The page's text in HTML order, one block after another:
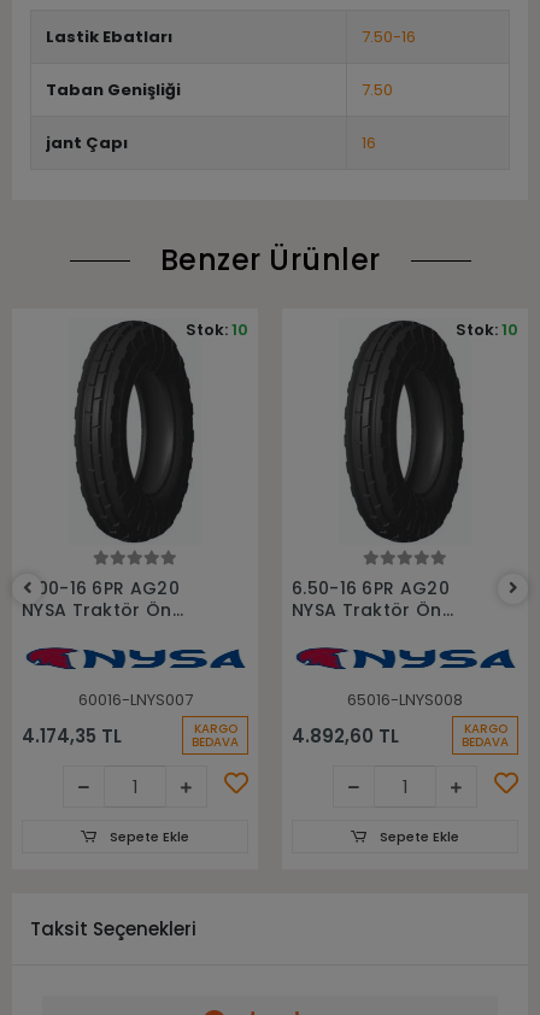
Lastik Ebatları 7.50-16
Taban Genişliği 7.50
jant Çapı 16
Benzer Ürünler
6.00-16 6PR AG20
NYSA Traktör Ön
60016-LNYS007
4.174,35 TL KARGO
BEDAVA
Stok:10
Sepete Ekle
6.50-16 6PR AG20
NYSA Traktör Ön
65016-LNYS008
4.892,60 TL KARGO
BEDAVA
Stok:10
Sepete Ekle
Taksit Seçenekleri